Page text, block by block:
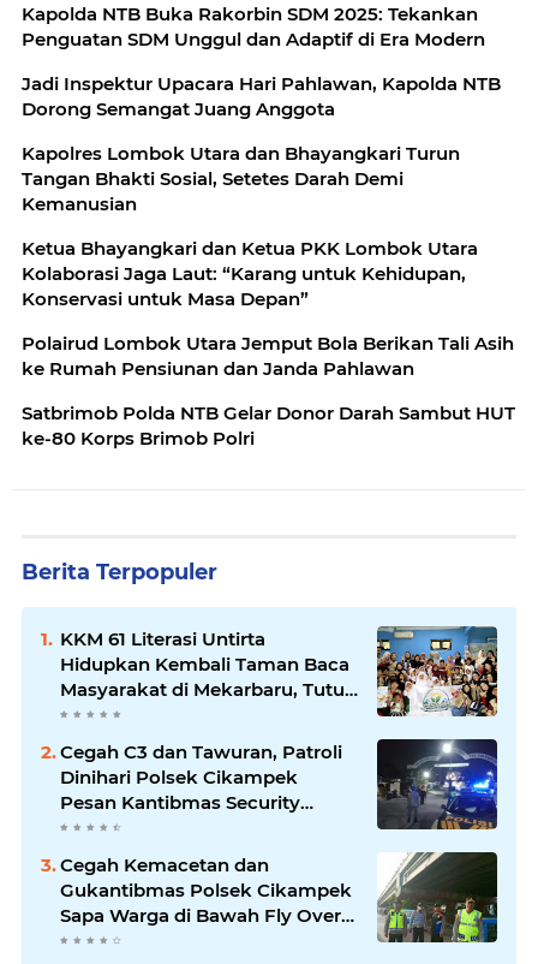
Kapolda NTB Buka Rakorbin SDM 2025: Tekankan
Penguatan SDM Unggul dan Adaptif di Era Modern
Jadi Inspektur Upacara Hari Pahlawan, Kapolda NTB
Dorong Semangat Juang Anggota
Kapolres Lombok Utara dan Bhayangkari Turun
Tangan Bhakti Sosial, Setetes Darah Demi
Kemanusian
Ketua Bhayangkari dan Ketua PKK Lombok Utara
Kolaborasi Jaga Laut: “Karang untuk Kehidupan,
Konservasi untuk Masa Depan”
Polairud Lombok Utara Jemput Bola Berikan Tali Asih
ke Rumah Pensiunan dan Janda Pahlawan
Satbrimob Polda NTB Gelar Donor Darah Sambut HUT
ke-80 Korps Brimob Polri
Berita Terpopuler
KKM 61 Literasi Untirta
Hidupkan Kembali Taman Baca
Masyarakat di Mekarbaru, Tutup
Program dengan Festival
Cegah C3 dan Tawuran, Patroli
Dinihari Polsek Cikampek
Pesan Kantibmas Security
Perumahan
Cegah Kemacetan dan
Gukantibmas Polsek Cikampek
Sapa Warga di Bawah Fly Over
Cikampek